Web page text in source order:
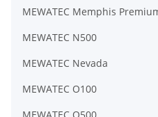
MEWATEC Memphis
MEWATEC N500
MEWATEC Nevada
MEWATEC O100